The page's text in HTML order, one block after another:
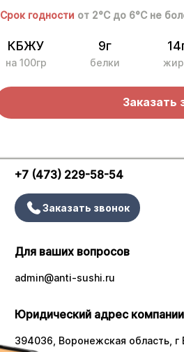
Срок годности от 2°С до 6°С не
КБЖУ
на 100гр
9г
белки
Заказать
+7 (473) 229-58-54
Заказать звонок
Для ваших вопросов
admin@anti-sushi.ru
Юридический адрес компании
394036, Воронежская область,